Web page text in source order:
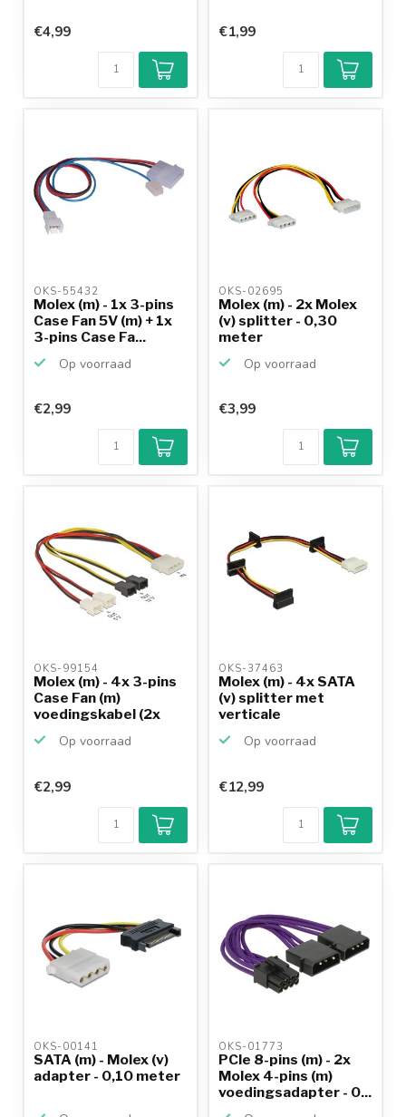
€4,99 €1,99
OKS-55432
Molex (m) - 1x 3-pins
Case Fan 5V (m) + 1x
3-pins Case Fa...
Op voorraad
€2,99
OKS-02695
Molex (m) - 2x Molex
(v) splitter - 0,30
meter
Op voorraad
9,2/10
Achteraf
betalen mogelijk
€3,99
OKS-99154
Molex (m) - 4x 3-pins
Case Fan (m)
voedingskabel (2x
Op voorraad
€2,99
OKS-37463
Molex (m) - 4x SATA
(v) splitter met
verticale
Op voorraad
€12,99
OKS-00141
SATA (m) - Molex (v)
adapter - 0,10 meter
OKS-01773
PCIe 8-pins (m) - 2x
Molex 4-pins (m)
voedingsadapter - 0...